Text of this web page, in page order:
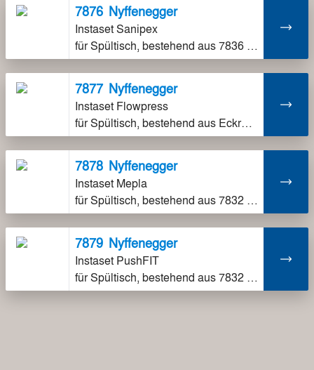
7876 Nyffenegger
Instaset Sanipex
für Spültisch, bestehend aus 7836 und 7867, ohne Klemmverschraubungen, fix auf Installationshalter montiert, inklusive Schalldämmung
7877 Nyffenegger
Instaset Flowpress
für Spültisch, bestehend aus Eckregulierventil Flowpress und Doppelventil Flowpress, ohne Klemmverschraubungen, fix auf Installationshalter montiert, inkl. Schalldämmung
7878 Nyffenegger
Instaset Mepla
für Spültisch, bestehend aus 7832 und 7862, ohne Klemmverschraubungen, fix auf Installationshalter montiert, inklusive Schalldämmung
7879 Nyffenegger
Instaset PushFIT
für Spültisch, bestehend aus 7832 und 7862, ohne Klemmverschraubungen, fix auf Installationshalter montiert, inklusive Schalldämmung